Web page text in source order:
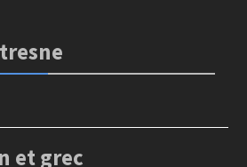
et grec